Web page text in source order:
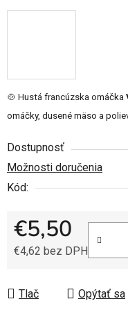
🍲 Hustá francúzska omáčka
omáčky, dusené mäso a
Dostupnosť
Možnosti doručenia
Kód:
€5,50
€4,62 bez DPH
Tlač Opýtať sa